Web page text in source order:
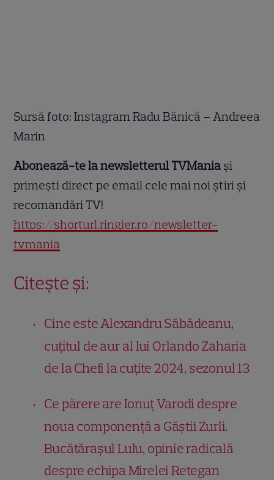
Sursă foto: Instagram Radu Bănică – Andreea
Marin
Abonează-te la newsletterul TVMania și
primești direct pe email cele mai noi știri și
recomandări TV!
https://shorturl.ringier.ro/newsletter-
tvmania
Citește și:
Cine este Alexandru Săbădeanu,
cuțitul de aur al lui Orlando Zaharia
de la Chefi la cuțite 2024, sezonul 13
Ce părere are Ionuț Varodi despre
noua componență a Găștii Zurli.
Bucătărașul Lulu, opinie radicală
despre echipa Mirelei Retegan